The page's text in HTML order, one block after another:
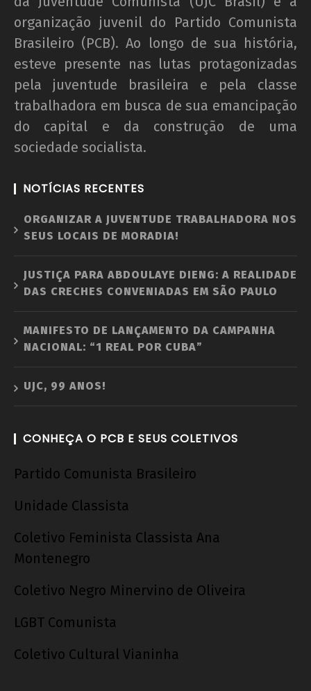
organização juvenil do Partido Comunista
Brasileiro (PCB). Ao longo de sua história,
esteve presente nas lutas protagonizadas
pela juventude brasileira e pela classe
trabalhadora em busca de sua emancipação
do capital e da construção de uma
sociedade socialista.
NOTÍCIAS RECENTES
ORGANIZAR A JUVENTUDE TRABALHADORA NOS
SEUS LOCAIS DE MORADIA!
JUSTIÇA PARA ABDOULAYE DIENG: A REALIDADE
DAS CRECHES CONVENIADAS EM SÃO PAULO
MANIFESTO DE LANÇAMENTO DA CAMPANHA
NACIONAL: “1 REAL POR CUBA”
UJC, 99 ANOS!
CONHEÇA O PCB E SEUS COLETIVOS
Partido Comunista Brasileiro
Unidade Classista
Coletivo Feminista Classista Ana
Montenegro
Coletivo Negro Minervino de Oliveira
LGBT Comunista
Coletivo Cultural Vianinha